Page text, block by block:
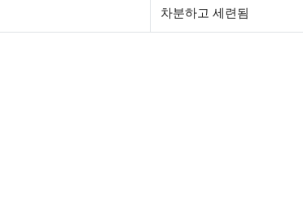
차분하고 세련됨